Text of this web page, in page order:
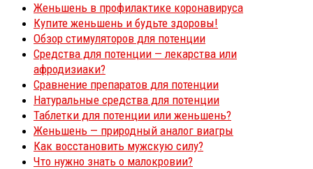
Женьшень в профилактике коронавируса
Купите женьшень и будьте здоровы!
Обзор стимуляторов для потенции
Средства для потенции — лекарства или
афродизиаки?
Сравнение препаратов для потенции
Натуральные средства для потенции
Таблетки для потенции или женьшень?
Женьшень — природный аналог виагры
Как восстановить мужскую силу?
Что нужно знать о малокровии?